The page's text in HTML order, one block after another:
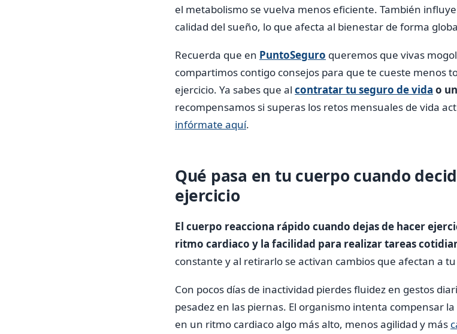
el metabolismo se vuelva menos eficiente. También
calidad del sueño, lo que afecta al bienestar de forma
Recuerda que en PuntoSeguro queremos que vivas
compartimos contigo consejos para que te cueste menos
ejercicio. Ya sabes que al contratar tu seguro de vida o un
recompensamos si superas los retos mensuales de vida
infórmate aquí.
Qué pasa en tu cuerpo cuando
ejercicio
El cuerpo reacciona rápido cuando dejas de hacer
ritmo cardiaco y la facilidad para realizar tareas
constante y al retirarlo se activan cambios que afectan a
Con pocos días de inactividad pierdes fluidez en gestos
pesadez en las piernas. El organismo intenta compensar
en un ritmo cardiaco algo más alto, menos agilidad y más